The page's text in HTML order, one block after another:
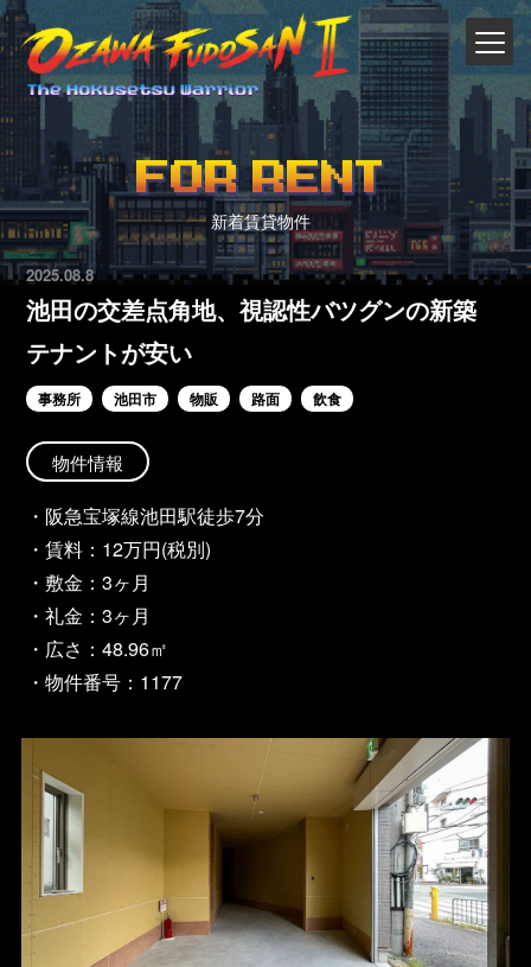
FOR RENT
新着賃貸物件
2025.08.8
池田の交差点角地、視認性バツグンの新築
テナントが安い
事務所 池田市 物販 路面 飲食
物件情報
・阪急宝塚線池田駅徒歩7分
・賃料：12万円(税別)
・敷金：3ヶ月
・礼金：3ヶ月
・広さ：48.96㎡
・物件番号：1177